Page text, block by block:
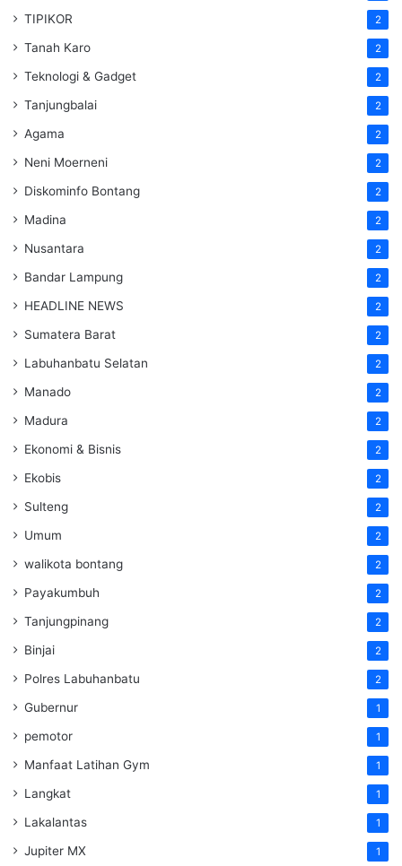
TIPIKOR 2
Tanah Karo 2
Teknologi & Gadget 2
Tanjungbalai 2
Agama 2
Neni Moerneni 2
Diskominfo Bontang 2
Madina 2
Nusantara 2
Bandar Lampung 2
HEADLINE NEWS 2
Sumatera Barat 2
Labuhanbatu Selatan 2
Manado 2
Madura 2
Ekonomi & Bisnis 2
Ekobis 2
Sulteng 2
Umum 2
walikota bontang 2
Payakumbuh 2
Tanjungpinang 2
Binjai 2
Polres Labuhanbatu 2
Gubernur 1
pemotor 1
Manfaat Latihan Gym 1
Langkat 1
Lakalantas 1
Jupiter MX 1